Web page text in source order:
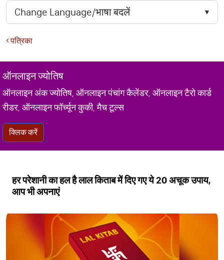
पत्रिका
ऑनलाइन ज्योतिष
ऑनलाइन अंक ज्योतिष, ऑनलाइन पंचांग कैलेंडर, ऑनलाइन टैरो कार्ड
रीडर, ऑनलाइन फॉर्च्यून कुकी, मैच टूल्स
क्लिक करें
हर परेशानी का हल है लाल किताब में दिए गए ये 20 अचूक उपाय,
आप भी अपनाएं